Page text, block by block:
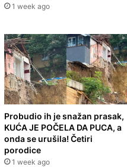
1 week ago
Probudio ih je snažan prasak,
KUĆA JE POČELA DA PUCA, a
onda se urušila! Četiri
porodice
1 week ago